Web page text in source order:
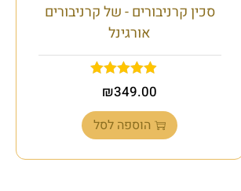
סכין קרניבורים - של קרניבורים
אורגינל
₪349.00
הוספה לסל